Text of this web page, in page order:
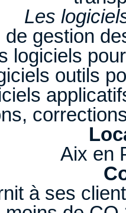
Les
gestion
logiciels
outils
Aix en
à ses